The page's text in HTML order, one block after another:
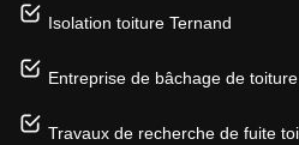
Isolation toiture Ternand
Entreprise de bâchage de
Travaux de recherche de fuite